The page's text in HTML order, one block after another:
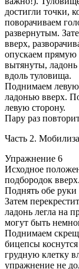
достигли точки,
поворачиваем
развернутым.
вверх,
опускаем прямую
вытянуты, ладонь
вдоль туловища.
Поднимаем левую
ладонью вверх.
левую сторону.
Пару раз
Часть 2.
Упражнение 6
Исходное
подбородок вверх.
Поднять обе
Затем
ладонь легла на
могут быть
Поднимаем
бицепсы
грудную клетку
упражнение не